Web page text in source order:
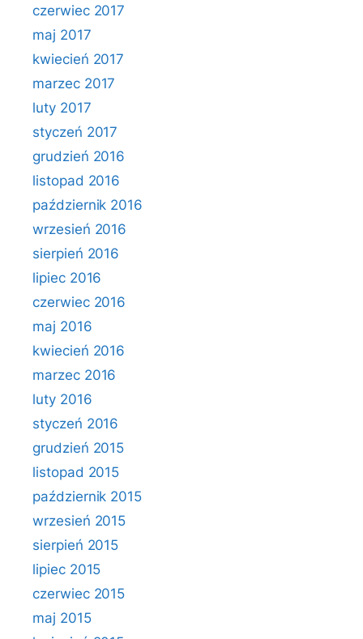
czerwiec 2017
maj 2017
kwiecień 2017
marzec 2017
luty 2017
styczeń 2017
grudzień 2016
listopad 2016
październik 2016
wrzesień 2016
sierpień 2016
lipiec 2016
czerwiec 2016
maj 2016
kwiecień 2016
marzec 2016
luty 2016
styczeń 2016
grudzień 2015
listopad 2015
październik 2015
wrzesień 2015
sierpień 2015
lipiec 2015
czerwiec 2015
maj 2015